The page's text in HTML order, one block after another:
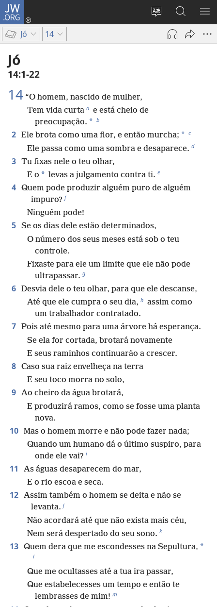
JW.ORG
Mudar
idioma
Log
Buscar
no
JW.ORG
Jó 14
Jó
14:1-22
14 “O homem, nascido de mulher,
Tem vida curta a e está cheio de
preocupação. * b
2 Ele brota como uma flor, e então murcha; * c
Ele passa como uma sombra e desaparece. d
3 Tu fixas nele o teu olhar,
E o * levas a julgamento contra ti. e
4 Quem pode produzir alguém puro de alguém
impuro? f
Ninguém pode!
5 Se os dias dele estão determinados,
O número dos seus meses está sob o teu
controle.
Fixaste para ele um limite que ele não pode
ultrapassar. g
6 Desvia dele o teu olhar, para que ele descanse,
Até que ele cumpra o seu dia, h assim como
um trabalhador contratado.
7 Pois até mesmo para uma árvore há esperança.
Se ela for cortada, brotará novamente
E seus raminhos continuarão a crescer.
8 Caso sua raiz envelheça na terra
E seu toco morra no solo,
9 Ao cheiro da água brotará,
E produzirá ramos, como se fosse uma planta
nova.
10 Mas o homem morre e não pode fazer nada;
Quando um humano dá o último suspiro, para
onde ele vai? i
11
As águas desaparecem do mar,
E o rio escoa e seca.
12 Assim também o homem se deita e não se
levanta. j
Não acordará até que não exista mais céu,
Nem será despertado do seu sono. k
13 Quem dera que me escondesses na Sepultura, *
l
Que me ocultasses até a tua ira passar,
Que estabelecesses um tempo e então te
lembrasses de mim! m